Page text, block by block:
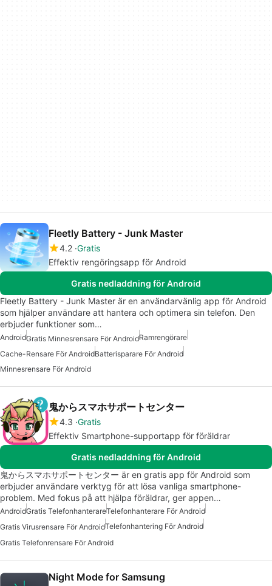
Fleetly Battery - Junk Master
4.2 Gratis
Effektiv rengöringsapp för Android
Gratis nedladdning för Android
Fleetly Battery - Junk Master är en användarvänlig app för Android
som hjälper användare att hantera och optimera sin telefon. Den
erbjuder funktioner som…
AndroidGratis Minnesrensare För AndroidRamrengörare
Cache-Rensare För AndroidBatterisparare För Android
Minnesrensare För Android
鬼からスマホサポートセンター
4.3 Gratis
Effektiv Smartphone-supportapp för föräldrar
Gratis nedladdning för Android
鬼からスマホサポートセンター är en gratis app för Android som
erbjuder användare verktyg för att lösa vanliga smartphone-
problem. Med fokus på att hjälpa föräldrar, ger appen…
AndroidGratis TelefonhanterareTelefonhanterare För Android
Gratis Virusrensare För AndroidTelefonhantering För Android
Gratis Telefonrensare För Android
Night Mode for Samsung